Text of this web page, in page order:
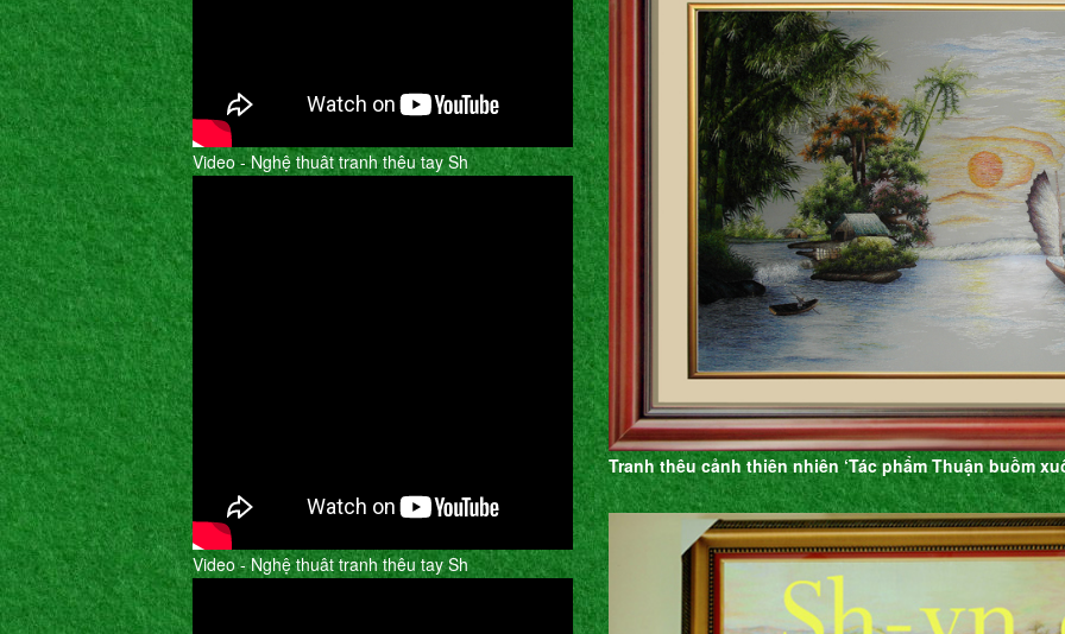
Tranh thêu cảnh thiên nhiên ‘Tác phẩm Thuận buồm
Video - Nghệ thuât tranh thêu tay Sh
Video - Nghệ thuât tranh thêu tay Sh